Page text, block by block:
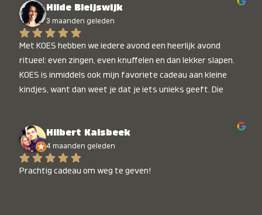
Hilde Bleijswijk
3 maanden geleden
Met KOES hebben we iedere avond een heerlijk avond
ritueel: even zingen, even knuffelen en dan lekker slapen.
KOES is inmiddels ook mijn favoriete cadeau aan kleine
kindjes, want dan weet je dat je iets unieks geeft. Die
Hilbert Kalsbeek
4 maanden geleden
Prachtig cadeau om weg te geven!